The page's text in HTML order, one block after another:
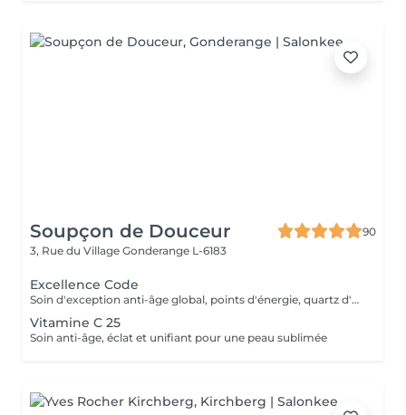
Soupçon de Douceur
90
3, Rue du Village Gonderange L-6183
Excellence Code
Soin d'exception anti-âge global, points d'énergie, quartz d'aventurine, masque premium en biocellulose
Vitamine C 25
Soin anti-âge, éclat et unifiant pour une peau sublimée